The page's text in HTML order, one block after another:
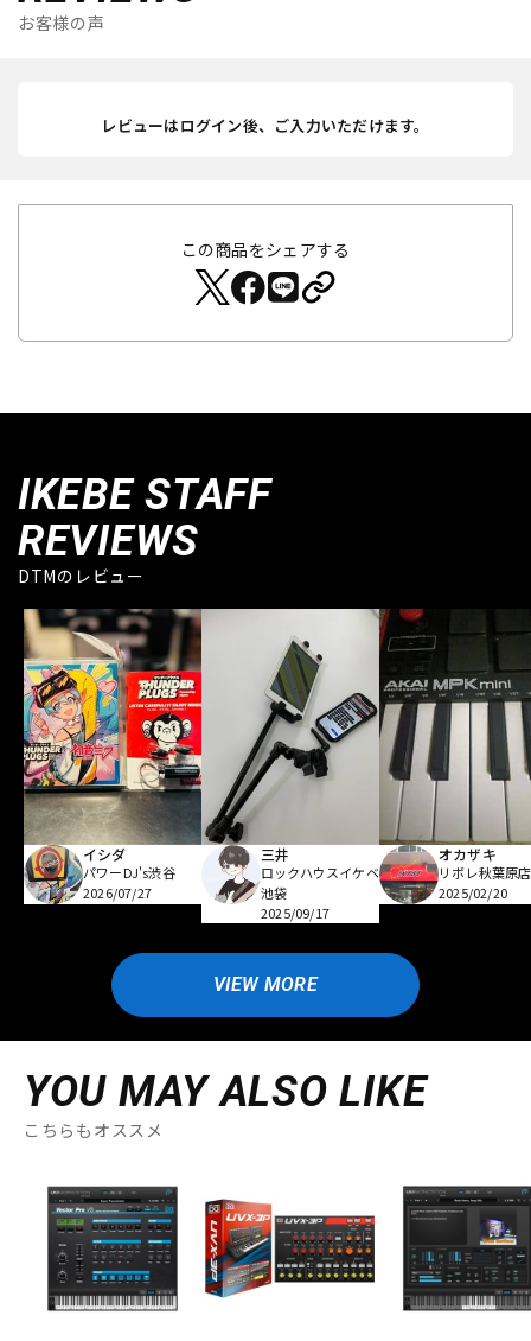
お客様の声
レビューはログイン後、ご入力いただけます。
この商品をシェアする
IKEBE STAFF
REVIEWS
DTMのレビュー
イシダ
パワーDJ's渋谷
2026/07/27
三井
ロックハウスイケベ
池袋
2025/09/17
オカザキ
リボレ秋葉原店
2025/02/20
VIEW MORE
YOU MAY ALSO LIKE
こちらもオススメ